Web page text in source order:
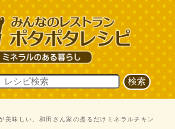
美味しい、和田さん家の煮るだけミネラルチキン